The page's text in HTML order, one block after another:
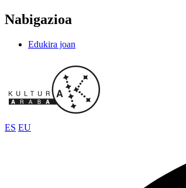
Nabigazioa
Edukira joan
ES EU